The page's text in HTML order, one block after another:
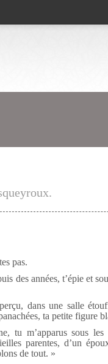
pas.
des années, t’épie et
dans une salle
ta petite figure
tu m’apparus sous les
parentes, d’un
de tout. »